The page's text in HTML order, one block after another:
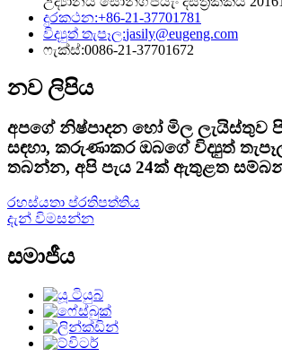
දුරකථන:+86-21-37701781
විද්‍යුත් තැපෑල:jasily@eugeng.com
ෆැක්ස්:0086-21-37701672
නව ලිපිය
අපගේ නිෂ්පාදන හෝ මිල ලැයිස්තුව
සඳහා, කරුණාකර ඔබගේ විද්‍යුත්
තබන්න, අපි පැය 24ක් ඇතුළත
රහස්යතා ප්රතිපත්තිය
දැන් විමසන්න
සමාජීය